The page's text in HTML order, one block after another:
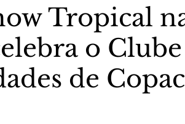
The Vip Club Business Marujo
& Lazer Carnaval São
Tropical
o Clube
de
estrelas.